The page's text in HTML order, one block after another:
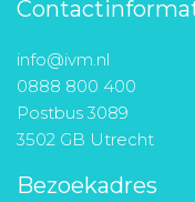
info@ivm.nl
0888 800 400
Postbus 3089
3502 GB Utrecht
Bezoekadres